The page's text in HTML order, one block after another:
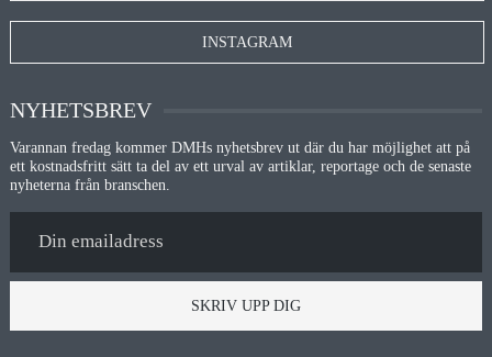
INSTAGRAM
NYHETSBREV
Varannan fredag kommer DMHs nyhetsbrev ut där du har möjlighet att på
ett kostnadsfritt sätt ta del av ett urval av artiklar, reportage och de senaste
nyheterna från branschen.
SKRIV UPP DIG